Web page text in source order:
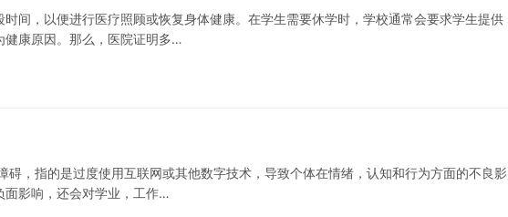
间，以便进行医疗照顾或恢复身体健康。在学生需要休学时，学校通常会要求学生提供
健康原因。那么，医院证明多…
碍，指的是过度使用互联网或其他数字技术，导致个体在情绪，认知和行为方面的不良影
面影响，还会对学业，工作…